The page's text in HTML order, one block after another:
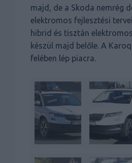
majd, de a Skoda nemrég
elektromos fejlesztési
hibrid és tisztán
készül majd belőle. A
felében lép piacra.